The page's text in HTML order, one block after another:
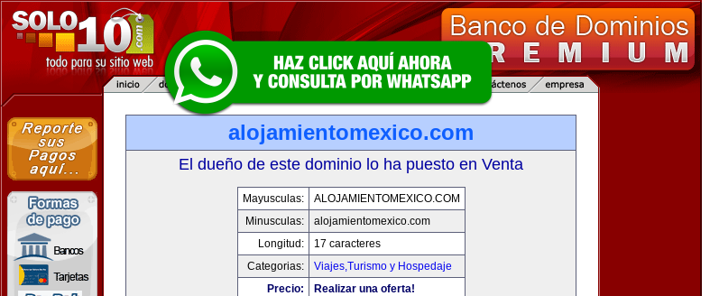
alojamientomexico.com
El dueño de este dominio lo ha puesto en Venta
Mayusculas:
ALOJAMIENTOMEXICO.COM
Minusculas:
alojamientomexico.com
Longitud:
17 caracteres
Categorias:
Viajes,Turismo y Hospedaje
Precio:
Realizar una oferta!